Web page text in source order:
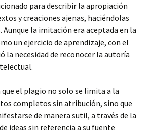
para describir la apropiación
y creaciones ajenas, haciéndolas
Aunque la imitación era aceptada en la
un ejercicio de aprendizaje, con el
la necesidad de reconocer la autoría
que el plagio no solo se limita a la
completos sin atribución, sino que
de manera sutil, a través de la
ideas sin referencia a su fuente